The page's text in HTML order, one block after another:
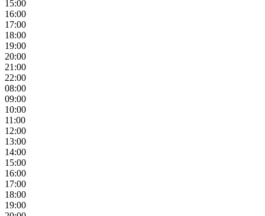
15:00
16:00
17:00
18:00
19:00
20:00
21:00
22:00
08:00
09:00
10:00
11:00
12:00
13:00
14:00
15:00
16:00
17:00
18:00
19:00